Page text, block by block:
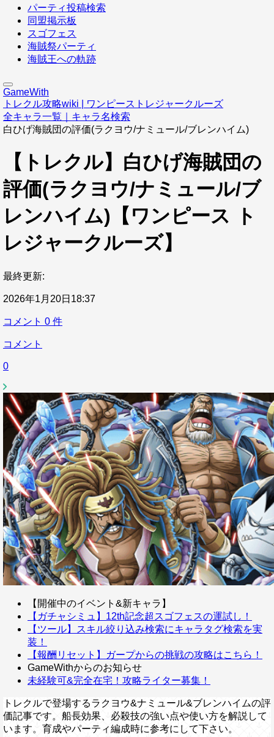
パーティ投稿検索
同盟掲示板
スゴフェス
海賊祭パーティ
海賊王への軌跡
GameWith
トレクル攻略wiki | ワンピーストレジャークルーズ
全キャラ一覧｜キャラ名検索
白ひげ海賊団の評価(ラクヨウ/ナミュール/ブレンハイム)
【トレクル】白ひげ海賊団の
評価(ラクヨウ/ナミュール/ブ
レンハイム)【ワンピース ト
レジャークルーズ】
最終更新:
2026年1月20日18:37
コメント 0 件
コメント
0
【開催中のイベント&新キャラ】
【ガチャシミュ】12th記念超スゴフェスの運試し！
【ツール】スキル絞り込み検索にキャラタグ検索を実
装！
【報酬リセット】ガープからの挑戦の攻略はこちら！
GameWithからのお知らせ
未経験可&完全在宅！攻略ライター募集！
トレクルで登場するラクヨウ&ナミュール&ブレンハイムの評
価記事です。船長効果、必殺技の強い点や使い方を解説して
います。育成やパーティ編成時に参考にして下さい。